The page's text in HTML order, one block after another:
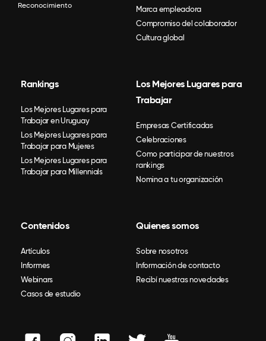
Reconocimiento
Marca empleadora
Compromiso del colaborador
Cultura global
Rankings
Los Mejores Lugares para
Trabajar en Uruguay
Los Mejores Lugares para
Trabajar para Mujeres
Los Mejores Lugares para
Trabajar para Millennials
Los Mejores Lugares para
Trabajar
Empresas Certificadas
Celebraciones
Como participar de nuestros
rankings
Nomina a tu organización
Contenidos
Artículos
Informes
Webinars
Casos de estudio
Quienes somos
Sobre nosotros
Información de contacto
Recibí nuestras novedades